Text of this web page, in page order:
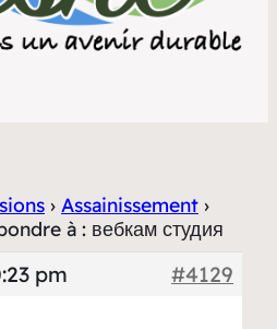
› Assainissement ›
à : вебкам студия
pm
#4129